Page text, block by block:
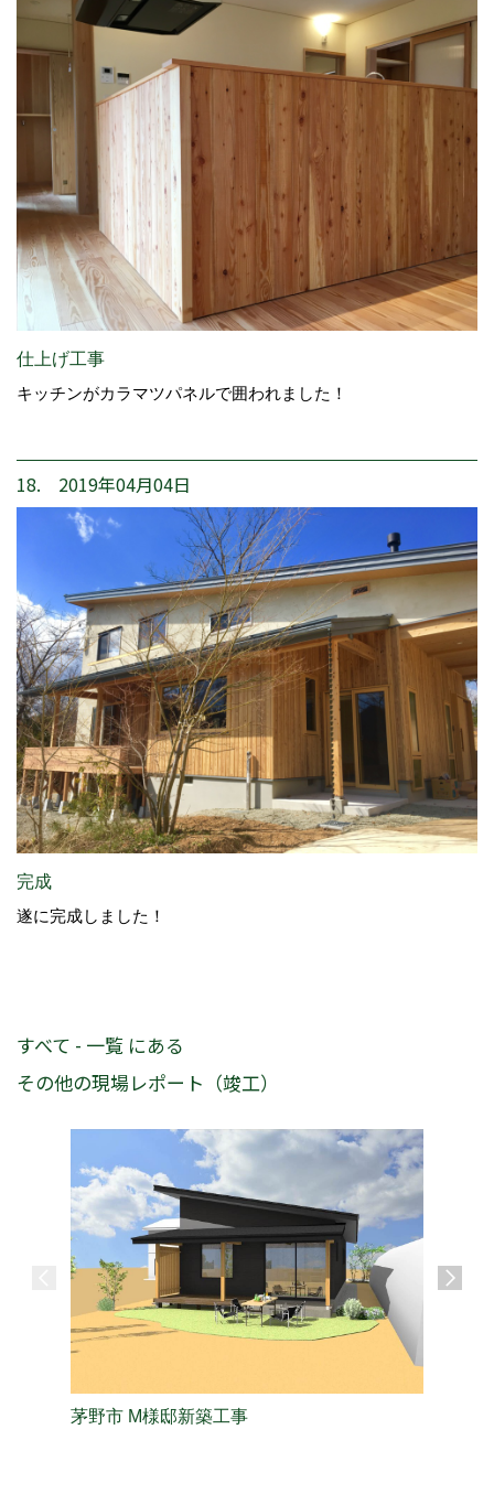
仕上げ工事
キッチンがカラマツパネルで囲われました！
18. 2019年04月04日
完成
遂に完成しました！
すべて - 一覧 にある
その他の現場レポート（竣工）
茅野市 M様邸新築工事